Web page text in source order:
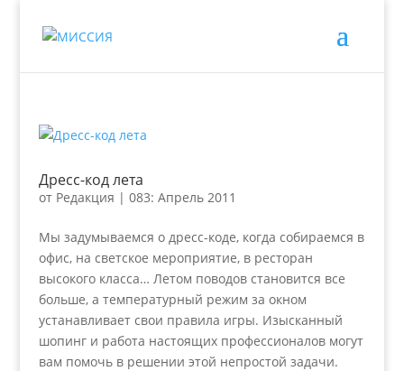
Дресс-код лета
от Редакция | 083: Апрель 2011
Мы задумываемся о дресс-коде, когда собираемся в
офис, на светское мероприятие, в ресторан
высокого класса… Летом поводов становится все
больше, а температурный режим за окном
устанавливает свои правила игры. Изысканный
шопинг и работа настоящих профессионалов могут
вам помочь в решении этой непростой задачи.